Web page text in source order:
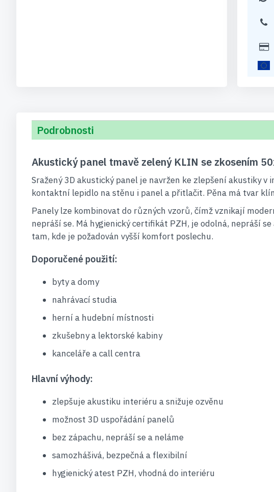
Podrobnosti
Akustický panel tmavě zelený KLIN se zkosením
Sražený 3D akustický panel je navržen ke zlepšení akustiky
kontaktní lepidlo na stěnu i panel a přitlačit. Pěna má tvar
Panely lze kombinovat do různých vzorů, čímž vznikají
nepráší se. Má hygienický certifikát PZH, je odolná, nepráší
tam, kde je požadován vyšší komfort poslechu.
Doporučené použití:
byty a domy
nahrávací studia
herní a hudební místnosti
zkušebny a lektorské kabiny
kanceláře a call centra
Hlavní výhody:
zlepšuje akustiku interiéru a snižuje ozvěnu
možnost 3D uspořádání panelů
bez zápachu, nepráší se a neláme
samozhášivá, bezpečná a flexibilní
hygienický atest PZH, vhodná do interiéru